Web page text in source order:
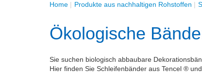
Home Produkte aus nachhaltigen Rohstoffen
Ökologische
Sie suchen biologisch abbaubare
Hier finden Sie Schleifenbänder aus Tencel ®